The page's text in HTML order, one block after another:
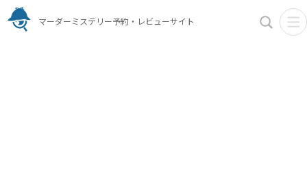
マーダーミステリー予約・レビューサイト